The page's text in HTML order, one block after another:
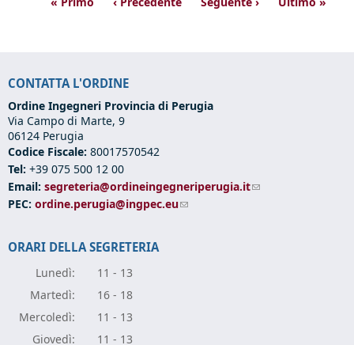
CONTATTA L'ORDINE
Ordine Ingegneri Provincia di Perugia
Via Campo di Marte, 9
06124 Perugia
Codice Fiscale: 80017570542
Tel: +39 075 500 12 00
Email: segreteria@ordineingegneriperugia.it(link sends e-mail)
PEC: ordine.perugia@ingpec.eu(link sends e-mail)
ORARI DELLA SEGRETERIA
Lunedì:
11 - 13
Martedì:
16 - 18
Mercoledì:
11 - 13
Giovedì: 11 - 13